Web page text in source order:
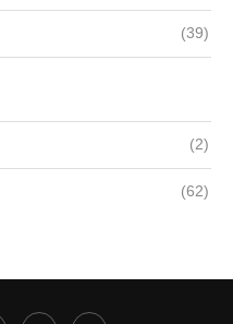
(39)
(2)
(62)